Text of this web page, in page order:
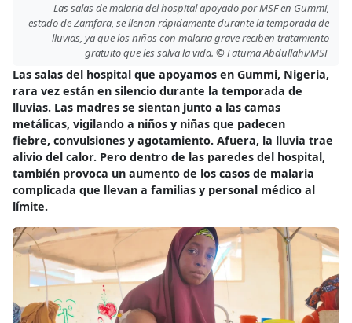
Las salas de malaria del hospital apoyado por MSF en Gummi,
estado de Zamfara, se llenan rápidamente durante la temporada de
lluvias, ya que los niños con malaria grave reciben tratamiento
gratuito que les salva la vida. © Fatuma Abdullahi/MSF
Las salas del hospital que apoyamos en Gummi, Nigeria,
rara vez están en silencio durante la temporada de
lluvias. Las madres se sientan junto a las camas
metálicas, vigilando a niños y niñas que padecen
fiebre, convulsiones y agotamiento. Afuera, la lluvia trae
alivio del calor. Pero dentro de las paredes del hospital,
también provoca un aumento de los casos de malaria
complicada que llevan a familias y personal médico al
límite.